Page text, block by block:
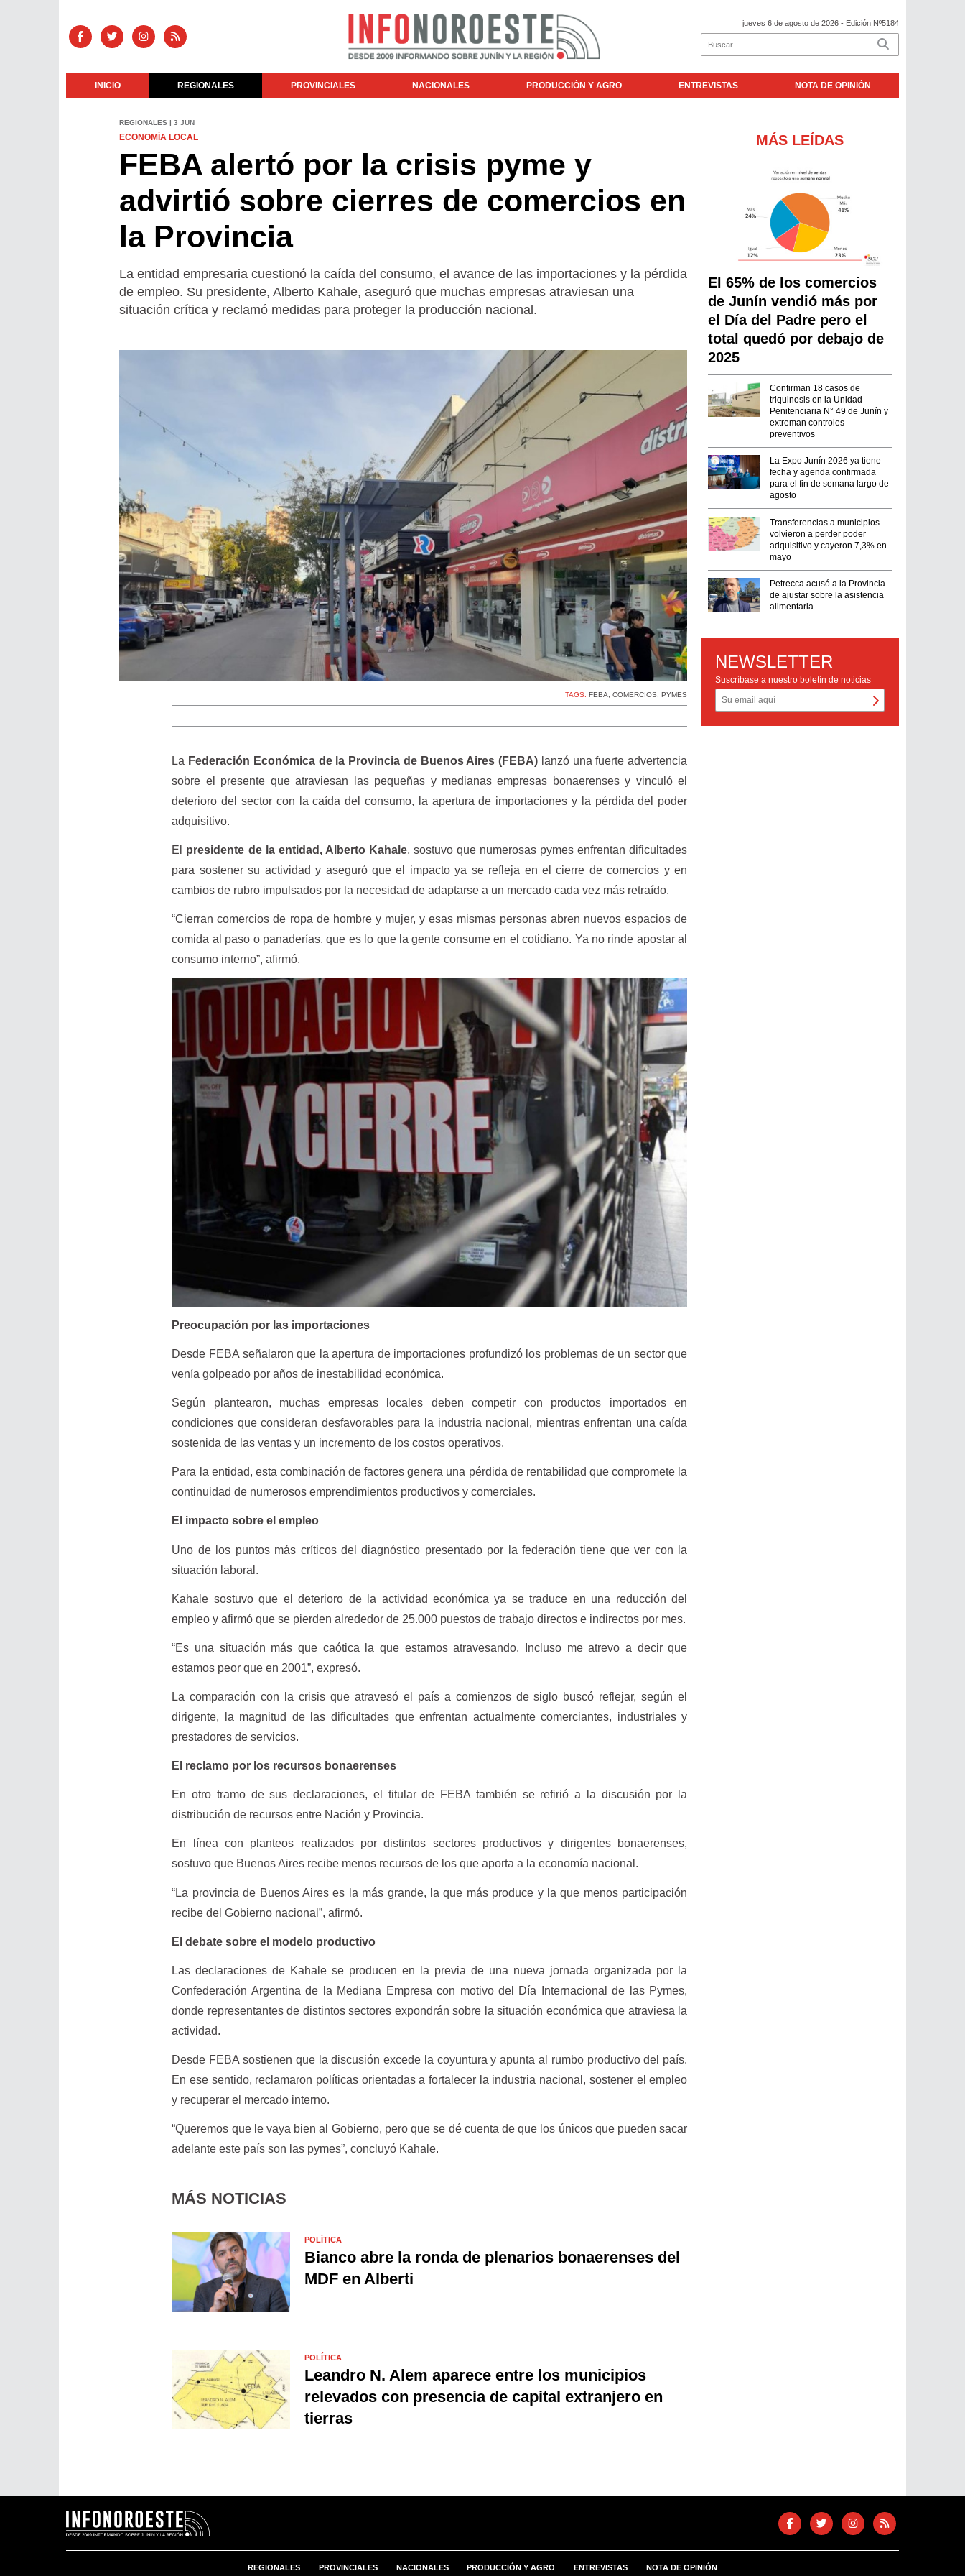
jueves 6 de agosto de 2026 - Edición Nº5184
INICIO REGIONALES PROVINCIALES NACIONALES PRODUCCIÓN Y AGRO ENTREVISTAS NOTA DE OPINIÓN
REGIONALES | 3 JUN
ECONOMÍA LOCAL
FEBA alertó por la crisis pyme y
advirtió sobre cierres de comercios en
la Provincia
La entidad empresaria cuestionó la caída del consumo, el avance de las importaciones y la pérdida
de empleo. Su presidente, Alberto Kahale, aseguró que muchas empresas atraviesan una
situación crítica y reclamó medidas para proteger la producción nacional.
TAGS:FEBA ,COMERCIOS ,PYMES
La Federación Económica de la Provincia de Buenos Aires (FEBA) lanzó una fuerte advertencia
sobre el presente que atraviesan las pequeñas y medianas empresas bonaerenses y vinculó el
deterioro del sector con la caída del consumo, la apertura de importaciones y la pérdida del poder
adquisitivo.
El presidente de la entidad, Alberto Kahale, sostuvo que numerosas pymes enfrentan dificultades
para sostener su actividad y aseguró que el impacto ya se refleja en el cierre de comercios y en
cambios de rubro impulsados por la necesidad de adaptarse a un mercado cada vez más retraído.
“Cierran comercios de ropa de hombre y mujer, y esas mismas personas abren nuevos espacios de
comida al paso o panaderías, que es lo que la gente consume en el cotidiano. Ya no rinde apostar al
consumo interno”, afirmó.
Preocupación por las importaciones
Desde FEBA señalaron que la apertura de importaciones profundizó los problemas de un sector que
venía golpeado por años de inestabilidad económica.
Según plantearon, muchas empresas locales deben competir con productos importados en
condiciones que consideran desfavorables para la industria nacional, mientras enfrentan una caída
sostenida de las ventas y un incremento de los costos operativos.
Para la entidad, esta combinación de factores genera una pérdida de rentabilidad que compromete la
continuidad de numerosos emprendimientos productivos y comerciales.
El impacto sobre el empleo
Uno de los puntos más críticos del diagnóstico presentado por la federación tiene que ver con la
situación laboral.
Kahale sostuvo que el deterioro de la actividad económica ya se traduce en una reducción del
empleo y afirmó que se pierden alrededor de 25.000 puestos de trabajo directos e indirectos por mes.
“Es una situación más que caótica la que estamos atravesando. Incluso me atrevo a decir que
estamos peor que en 2001”, expresó.
La comparación con la crisis que atravesó el país a comienzos de siglo buscó reflejar, según el
dirigente, la magnitud de las dificultades que enfrentan actualmente comerciantes, industriales y
prestadores de servicios.
El reclamo por los recursos bonaerenses
En otro tramo de sus declaraciones, el titular de FEBA también se refirió a la discusión por la
distribución de recursos entre Nación y Provincia.
En línea con planteos realizados por distintos sectores productivos y dirigentes bonaerenses,
sostuvo que Buenos Aires recibe menos recursos de los que aporta a la economía nacional.
“La provincia de Buenos Aires es la más grande, la que más produce y la que menos participación
recibe del Gobierno nacional”, afirmó.
El debate sobre el modelo productivo
Las declaraciones de Kahale se producen en la previa de una nueva jornada organizada por la
Confederación Argentina de la Mediana Empresa con motivo del Día Internacional de las Pymes,
donde representantes de distintos sectores expondrán sobre la situación económica que atraviesa la
actividad.
Desde FEBA sostienen que la discusión excede la coyuntura y apunta al rumbo productivo del país.
En ese sentido, reclamaron políticas orientadas a fortalecer la industria nacional, sostener el empleo
y recuperar el mercado interno.
“Queremos que le vaya bien al Gobierno, pero que se dé cuenta de que los únicos que pueden sacar
adelante este país son las pymes”, concluyó Kahale.
MÁS NOTICIAS
POLÍTICA
Bianco abre la ronda de plenarios bonaerenses del
MDF en Alberti
POLÍTICA
Leandro N. Alem aparece entre los municipios
relevados con presencia de capital extranjero en
tierras
MÁS LEÍDAS
El 65% de los comercios
de Junín vendió más por
el Día del Padre pero el
total quedó por debajo de
2025
Confirman 18 casos de
triquinosis en la Unidad
Penitenciaria N° 49 de Junín y
extreman controles
preventivos
La Expo Junín 2026 ya tiene
fecha y agenda confirmada
para el fin de semana largo de
agosto
Transferencias a municipios
volvieron a perder poder
adquisitivo y cayeron 7,3% en
mayo
Petrecca acusó a la Provincia
de ajustar sobre la asistencia
alimentaria
NEWSLETTER
Suscríbase a nuestro boletín de noticias
REGIONALES PROVINCIALES NACIONALES PRODUCCIÓN Y AGRO ENTREVISTAS NOTA DE OPINIÓN